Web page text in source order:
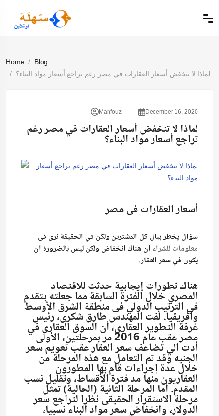
Home
Blog
لماذا لا تنخفض أسعار العقارات في مصر رغم تراجع أسعار مواد البناء؟
Mahfouz December 16, 2020
لماذا لا تنخفض أسعار العقارات في مصر رغم
تراجع أسعار مواد البناء؟
أسعار العقارات فى مصر
سؤال يخطر ببال كل المشترين ولكن في الحقيقة نرى فى
معلومات للشراء ان هناك انخفاض ولكن ليس بالضرورة ان
يكون في سعر العقار.
هناك تطورات إيجابية حدثت للاقتصاد
المصري خلال الفترة السابقة مما جعلته يتقدم
في الترتيب الدولي فى منطقة الشرق الأوسط
وأفريقيا. لفت المهندس طارق شكرى، رئيس
غرفة التطوير العقارى، أن السوق العقارى في
مصر عقب عام 2016 مر بمرحلتين، الأولى
أدت الي تضاعف سعر العقار عقب تعويم سعر
الجنيه وقد تم التعامل مع هذه المرحلة من
خلال عدة إجراءات قام بها المطورون
العقاريون منها مد فترة الأقساط، وتقليل نسب
المقدم. أما المرحلة الثانية (الحالية) تمثل
مرحلة الاستقرار الحقيقى نظرا لتراجع سعر
الدولار، وانخفاض سعر مواد البناء نسبيا،